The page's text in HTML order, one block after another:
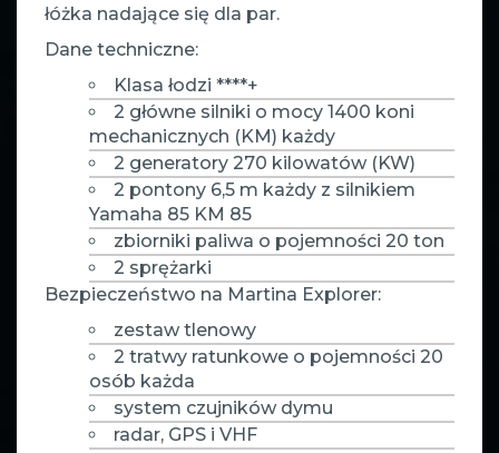
łóżka nadające się dla par.
Dane techniczne:
Klasa łodzi ****+
2 główne silniki o mocy 1400 koni
mechanicznych (KM) każdy
2 generatory 270 kilowatów (KW)
2 pontony 6,5 m każdy z silnikiem
Yamaha 85 KM 85
zbiorniki paliwa o pojemności 20 ton
2 sprężarki
Bezpieczeństwo na Martina Explorer:
zestaw tlenowy
2 tratwy ratunkowe o pojemności 20
osób każda
system czujników dymu
radar, GPS i VHF